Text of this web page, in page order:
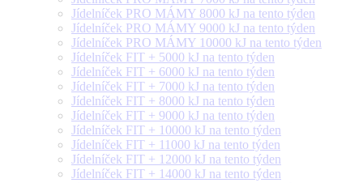
Jídelníček PRO MÁMY 8000 kJ na tento týden
Jídelníček PRO MÁMY 9000 kJ na tento týden
Jídelníček PRO MÁMY 10000 kJ na tento týden
Jídelníček FIT + 5000 kJ na tento týden
Jídelníček FIT + 6000 kJ na tento týden
Jídelníček FIT + 7000 kJ na tento týden
Jídelníček FIT + 8000 kJ na tento týden
Jídelníček FIT + 9000 kJ na tento týden
Jídelníček FIT + 10000 kJ na tento týden
Jídelníček FIT + 11000 kJ na tento týden
Jídelníček FIT + 12000 kJ na tento týden
Jídelníček FIT + 14000 kJ na tento týden